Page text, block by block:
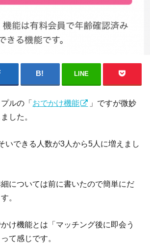
LINE
ルの「 おでかけ機能
」ですが微妙
した。
いできる人数が3人から5人に増えまし
については前に書いたので簡単にだ
。
け機能とは「マッチング後に即会う
て感じです。